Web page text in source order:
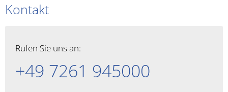
Kontakt
Rufen Sie uns an:
+49 7261 945000